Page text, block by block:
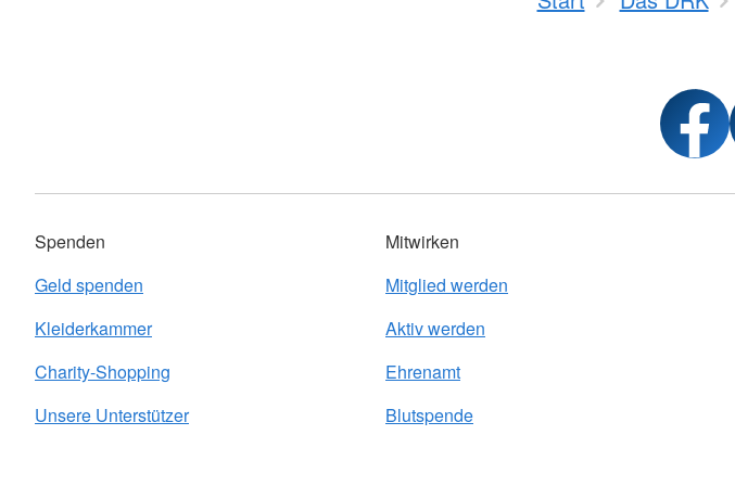
Spenden
Geld spenden
Kleiderkammer
Charity-Shopping
Unsere Unterstützer
Mitwirken
Mitglied werden
Aktiv werden
Ehrenamt
Blutspende